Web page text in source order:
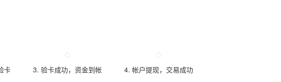
卡 3. 验卡成功，资金到帐 4. 帐户提现，交易成功